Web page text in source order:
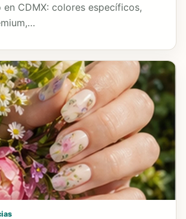
en CDMX: colores específicos,